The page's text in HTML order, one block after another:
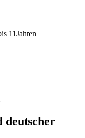
11Jahren
deutscher